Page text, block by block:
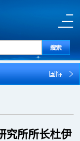
国际
究所所长杜伊